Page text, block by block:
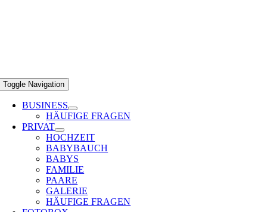
Toggle Navigation
BUSINESS
HÄUFIGE FRAGEN
PRIVAT
HOCHZEIT
BABYBAUCH
BABYS
FAMILIE
PAARE
GALERIE
HÄUFIGE FRAGEN